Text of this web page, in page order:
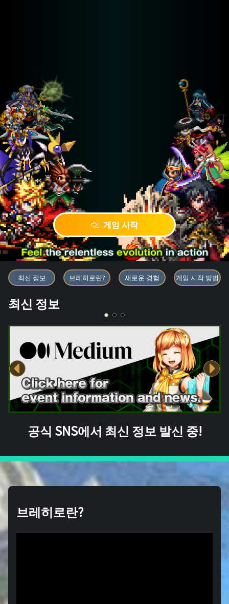
게임 시작
블록체인 게임 「BRAVE
최신 정보 브레히로란? 새로운 경험 게임 시작 방법
최신 정보
공식 SNS에서 최신 정보 발신 중!
브레히로란?